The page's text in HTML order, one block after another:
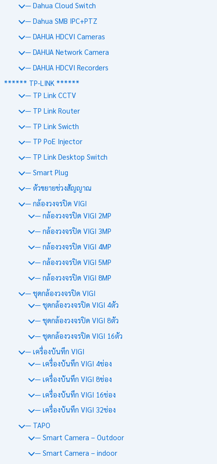
— Dahua Cloud Switch
— Dahua SMB IPC+PTZ
— DAHUA HDCVI Cameras
— DAHUA Network Camera
— DAHUA HDCVI Recorders
****** TP-LINK ******
— TP Link CCTV
— TP Link Router
— TP Link Swicth
— TP PoE Injector
— TP Link Desktop Switch
— Smart Plug
— ตัวขยายช่วงสัญญาณ
— กล้องวงจรปิด VIGI
— กล้องวงจรปิด VIGI 2MP
— กล้องวงจรปิด VIGI 3MP
— กล้องวงจรปิด VIGI 4MP
— กล้องวงจรปิด VIGI 5MP
— กล้องวงจรปิด VIGI 8MP
— ชุดกล้องวงจรปิด VIGI
— ชุดกล้องวงจรปิด VIGI 4ตัว
— ชุดกล้องวงจรปิด VIGI 8ตัว
— ชุดกล้องวงจรปิด VIGI 16ตัว
— เครื่องบันทึก VIGI
— เครื่องบันทึก VIGI 4ช่อง
— เครื่องบันทึก VIGI 8ช่อง
— เครื่องบันทึก VIGI 16ช่อง
— เครื่องบันทึก VIGI 32ช่อง
— TAPO
— Smart Camera – Outdoor
— Smart Camera – indoor